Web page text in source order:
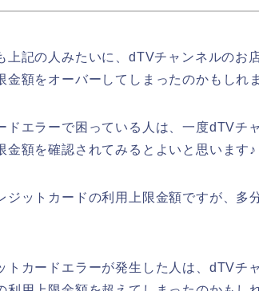
上記の人みたいに、dTVチャンネルのお
金額をオーバーしてしまったのかもしれ
ドエラーで困っている人は、一度dTVチ
金額を確認されてみるとよいと思います♪
ジットカードの利用上限金額ですが、多
トカードエラーが発生した人は、dTVチ